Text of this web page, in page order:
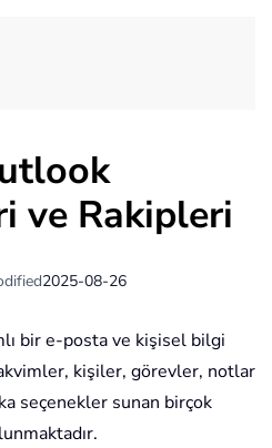
ve Rakipleri
2025-08-26
bir e-posta ve kişisel bilgi
kişiler, görevler, notlar
seçenekler sunan birçok